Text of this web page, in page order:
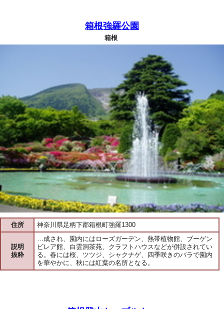
箱根強羅公園
箱根
住所 神奈川県足柄下郡箱根町強羅1300
説明
抜粋
…成され、園内にはローズガーデン、熱帯植物館、ブーゲン
ビレア館、白雲洞茶苑、クラフトハウスなどが併設されてい
る。春には桜、ツツジ、シャクナゲ、四季咲きのバラで園内
を華やかに、秋には紅葉の名所となる。